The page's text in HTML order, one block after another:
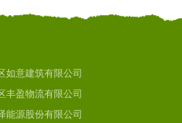
如意建筑有限公司
丰盈物流有限公司
能源股份有限公司